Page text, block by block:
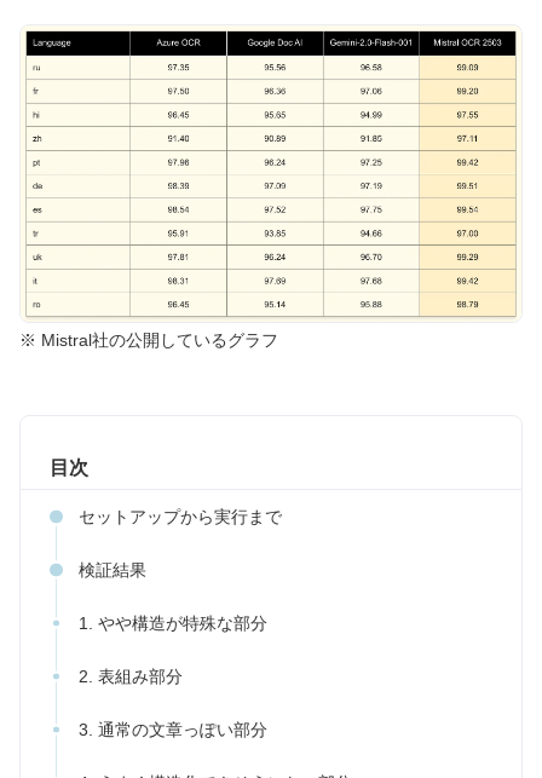
※ Mistral社の公開しているグラフ
目次
セットアップから実行まで
検証結果
1. やや構造が特殊な部分
2. 表組み部分
3. 通常の文章っぽい部分